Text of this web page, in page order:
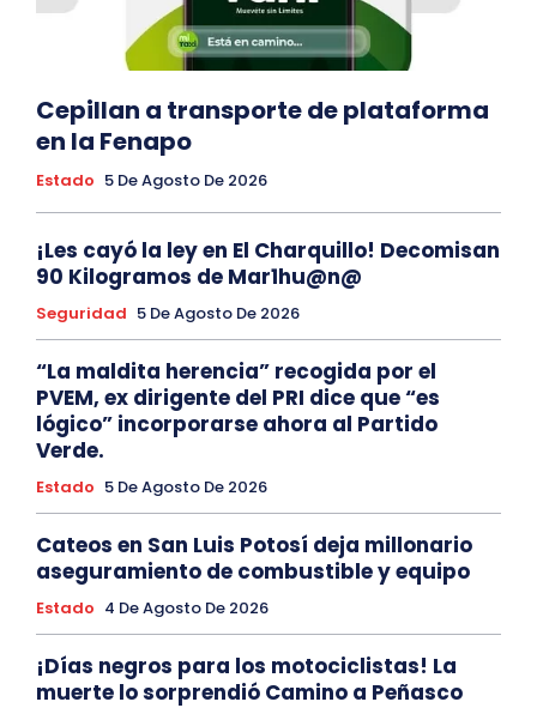
Cepillan a transporte de plataforma
en la Fenapo
Estado 5 De Agosto De 2026
¡Les cayó la ley en El Charquillo! Decomisan
90 Kilogramos de Mar1hu@n@
Seguridad 5 De Agosto De 2026
“La maldita herencia” recogida por el
PVEM, ex dirigente del PRI dice que “es
lógico” incorporarse ahora al Partido
Verde.
Estado 5 De Agosto De 2026
Cateos en San Luis Potosí deja millonario
aseguramiento de combustible y equipo
Estado 4 De Agosto De 2026
¡Días negros para los motociclistas! La
muerte lo sorprendió Camino a Peñasco